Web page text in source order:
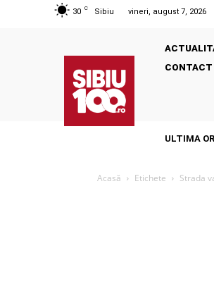
30 C Sibiu vineri, august 7, 2026
CONTACT
ULTIMA
Acasă Etichete Strada